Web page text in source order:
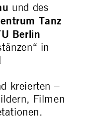
und des
Tanz
Berlin
in
kreierten –
Filmen